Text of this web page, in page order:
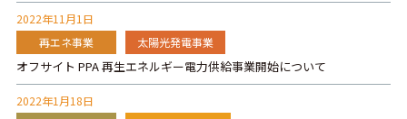
2022年11月1日
再エネ事業
太陽光発電事業
オフサイト PPA 再生エネルギー電力供給事業開始について
2022年1月18日